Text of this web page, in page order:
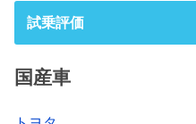
試乗評価
国産車